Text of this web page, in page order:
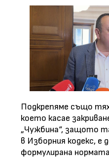
Подкрепяме също
което касае
„Чужбина“, защото
в Изборния кодекс, е
формулирана